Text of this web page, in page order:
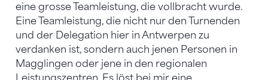
eine grosse Teamleistung, die vollbracht wurde.
Eine Teamleistung, die nicht nur den Turnenden
und der Delegation hier in Antwerpen zu
verdanken ist, sondern auch jenen Personen in
Magglingen oder jene in den regionalen
Leistungszentren. Es löst bei mir eine